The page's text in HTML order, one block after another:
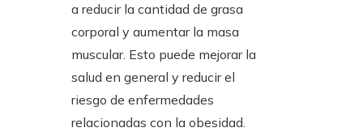
a reducir la cantidad de grasa
corporal y aumentar la masa
muscular. Esto puede mejorar la
salud en general y reducir el
riesgo de enfermedades
relacionadas con la obesidad.